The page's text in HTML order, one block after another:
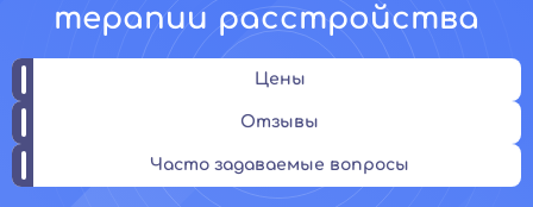
терапии расстройства
Цены
Отзывы
Часто задаваемые вопросы